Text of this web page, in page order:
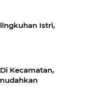
Istri,
Kecamatan,